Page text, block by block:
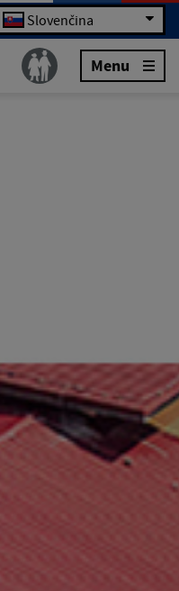
Slovenčina
Menu